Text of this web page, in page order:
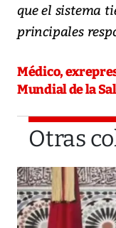
que el sistema
principales
Médico,
Mundial de la
Otras